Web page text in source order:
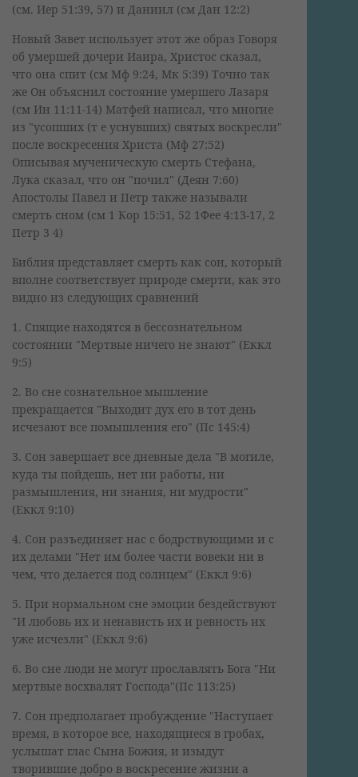
(см. Иер 51:39, 57) и Даниил (см Дан 12:2)
Новый Завет использует этот же образ Говоря
об умершей дочери Иаира, Христос сказал,
что она спит (см Мф 9:24, Мк 5:39) Точно так
же Он объяснил состояние умершего Лазаря
(см Ин 11:11-14) Матфей написал, что многие
из "усопших (т е уснувших) святых воскресли"
после воскресения Христа (Мф 27:52)
Описывая мученическую смерть Стефана,
Лука сказал, что он "почил" (Деян 7:60)
Апостолы Павел и Петр также называли
смерть сном (см 1 Кор 15:51, 52 1Фее 4:13-17, 2
Петр 3 4)
Библия представляет смерть как сон, который
вполне соответствует природе смерти, как это
видно из следующих сравнений
1. Спящие находятся в бессознательном
состоянии "Мертвые ничего не знают" (Еккл
9:5)
2. Во сне сознательное мышление
прекращается "Выходит дух его в тот день
исчезают все помышления его" (Пс 145:4)
3. Сон завершает все дневные дела "В могиле,
куда ты пойдешь, нет ни работы, ни
размышления, ни знания, ни мудрости"
(Еккл 9:10)
4. Сон разъединяет нас с бодрствующими и с
их делами "Нет им более части вовеки ни в
чем, что делается под солнцем" (Еккл 9:6)
5. При нормальном сне эмоции бездействуют
"И любовь их и ненависть их и ревность их
уже исчезли" (Еккл 9:6)
6. Во сне люди не могут прославлять Бога "Ни
мертвые восхвалят Господа"(Пс 113:25)
7. Сон предполагает пробуждение "Наступает
время, в которое все, находящиеся в гробах,
услышат глас Сына Божия, и изыдут
творившие добро в воскресение жизни а